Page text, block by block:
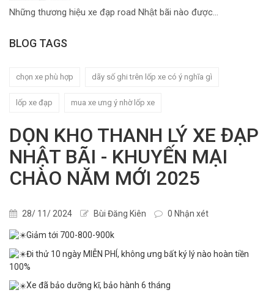
Những thương hiệu xe đạp road Nhật bãi nào được...
BLOG TAGS
chọn xe phù hợp dãy số ghi trên lốp xe có ý nghĩa gì
lốp xe đạp mua xe ưng ý nhờ lốp xe
DỌN KHO THANH LÝ XE ĐẠP
NHẬT BÃI - KHUYẾN MẠI
CHÀO NĂM MỚI 2025
28/ 11/ 2024 Bùi Đăng Kiên 0 Nhận xét
Giảm tới 700-800-900k
Đi thử 10 ngày MIỄN PHÍ, không ưng bất ký lý nào hoàn tiền
100%
Xe đã bảo dưỡng kĩ, bảo hành 6 tháng